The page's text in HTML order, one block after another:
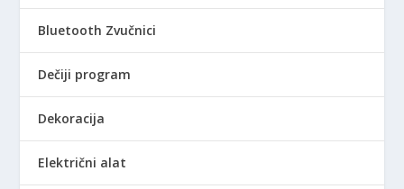
Bluetooth Zvučnici
Dečiji program
Dekoracija
Električni alat